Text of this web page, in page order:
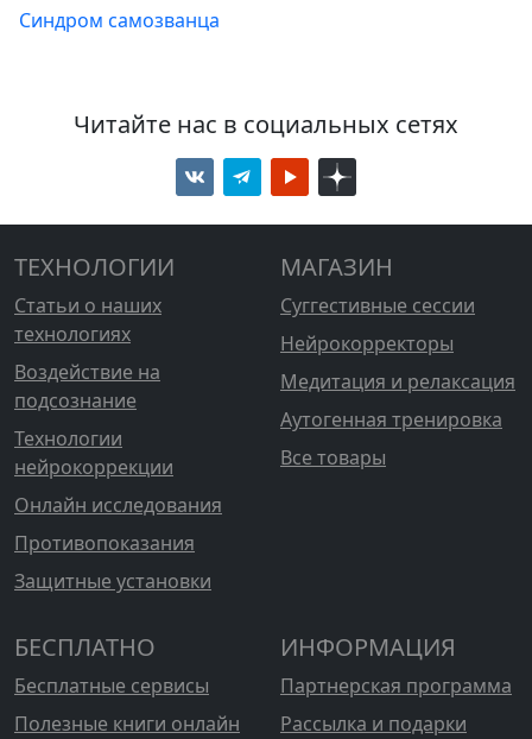
Синдром самозванца
Читайте нас в социальных сетях
ТЕХНОЛОГИИ
Статьи о наших
технологиях
Воздействие на
подсознание
Технологии
нейрокоррекции
Онлайн исследования
Противопоказания
Защитные установки
МАГАЗИН
Суггестивные сессии
Нейрокорректоры
Медитация и релаксация
Аутогенная тренировка
Все товары
БЕСПЛАТНО
Бесплатные сервисы
Полезные книги онлайн
ИНФОРМАЦИЯ
Партнерская программа
Рассылка и подарки